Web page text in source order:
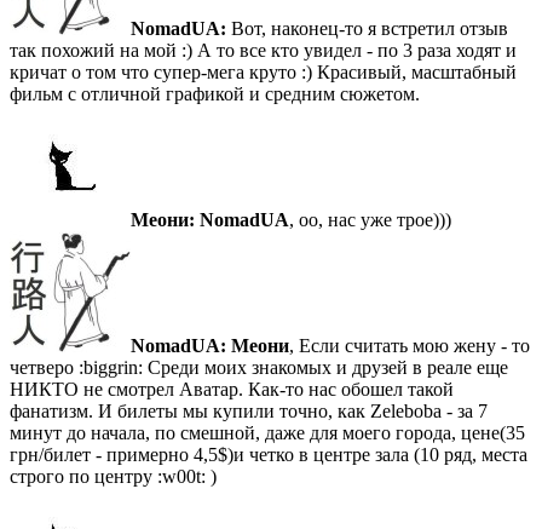
NomadUA: Вот, наконец-то я встретил отзыв
так похожий на мой :) А то все кто увидел - по 3 раза ходят и
кричат о том что супер-мега круто :) Красивый, масштабный
фильм с отличной графикой и средним сюжетом.
Меони: NomadUA, оо, нас уже трое)))
NomadUA: Меони, Если считать мою жену - то
четверо :biggrin: Среди моих знакомых и друзей в реале еще
НИКТО не смотрел Аватар. Как-то нас обошел такой
фанатизм. И билеты мы купили точно, как Zeleboba - за 7
минут до начала, по смешной, даже для моего города, цене(35
грн/билет - примерно 4,5$)и четко в центре зала (10 ряд, места
строго по центру :w00t: )